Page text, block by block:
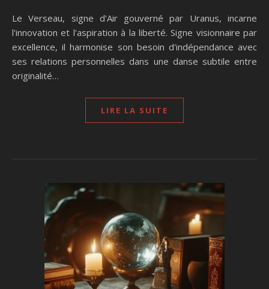
Le Verseau, signe d'Air gouverné par Uranus, incarne
l'innovation et l'aspiration à la liberté. Signe visionnaire par
excellence, il harmonise son besoin d'indépendance avec
ses relations personnelles dans une danse subtile entre
originalité…
LIRE LA SUITE